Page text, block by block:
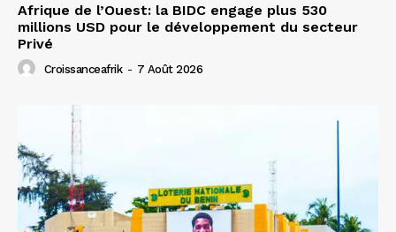
Afrique de l’Ouest: la BIDC engage plus 530
millions USD pour le développement du secteur
Privé
Croissanceafrik - 7 Août 2026